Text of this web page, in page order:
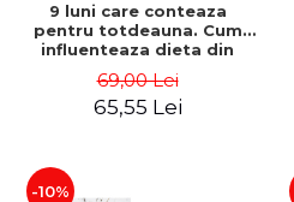
9 luni care conteaza
pentru totdeauna. Cum
influenteaza dieta din
copilului tau - Jessie
Inchauspé
69,00 Lei
65,55 Lei
-10%